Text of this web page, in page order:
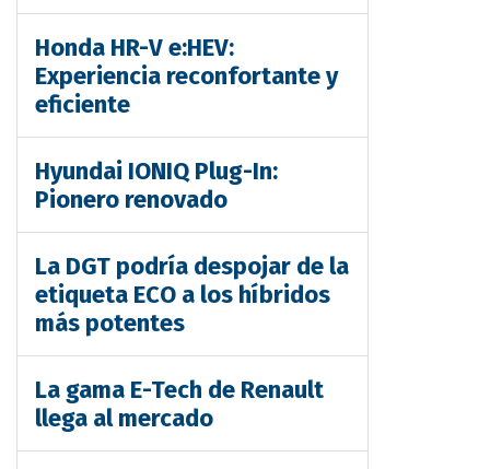
Honda HR-V e:HEV:
Experiencia reconfortante y
eficiente
Hyundai IONIQ Plug-In:
Pionero renovado
La DGT podría despojar de la
etiqueta ECO a los híbridos
más potentes
La gama E-Tech de Renault
llega al mercado